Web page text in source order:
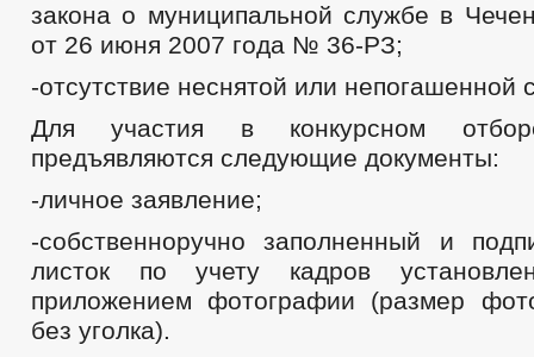
закона о муниципальной службе в
от 26 июня 2007 года № 36-РЗ;
-отсутствие неснятой или непогашенной
Для участия в конкурсном
предъявляются следующие документы:
-личное заявление;
-собственноручно заполненный и
листок по учету кадров
приложением фотографии (размер
без уголка).